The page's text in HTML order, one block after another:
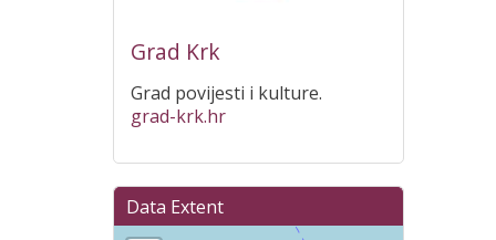
Grad Krk
Grad povijesti i kulture.
grad-krk.hr
Data Extent